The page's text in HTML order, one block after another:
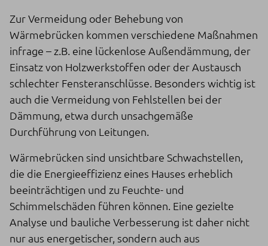
Zur Vermeidung oder Behebung von
Wärmebrücken kommen verschiedene Maßnahmen
infrage – z.B. eine lückenlose Außendämmung, der
Einsatz von Holzwerkstoffen oder der Austausch
schlechter Fensteranschlüsse. Besonders wichtig ist
auch die Vermeidung von Fehlstellen bei der
Dämmung, etwa durch unsachgemäße
Durchführung von Leitungen.
Wärmebrücken sind unsichtbare Schwachstellen,
die die Energieeffizienz eines Hauses erheblich
beeinträchtigen und zu Feuchte- und
Schimmelschäden führen können. Eine gezielte
Analyse und bauliche Verbesserung ist daher nicht
nur aus energetischer, sondern auch aus